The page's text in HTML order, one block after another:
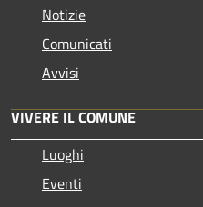
Notizie
Comunicati
Avvisi
VIVERE IL COMUNE
Luoghi
Eventi